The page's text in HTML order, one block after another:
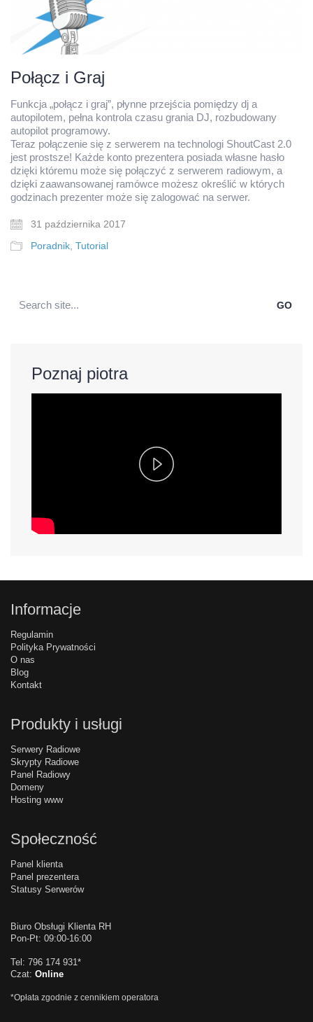
Połącz i Graj
Funkcja „połącz i graj”, płynne przejścia pomiędzy dj a
autopilotem, pełna kontrola czasu grania DJ, rozbudowany
autopilot programowy.
Teraz połączenie się z serwerem na technologi ShoutCast 2.0
jest prostsze! Każde konto prezentera posiada własne hasło
dzięki któremu może się połączyć z serwerem radiowym, a
dzięki zaawansowanej ramówce możesz określić w których
godzinach prezenter może się zalogować na serwer.
31 października 2017
Poradnik, Tutorial
for:
Poznaj piotra
Informacje
Regulamin
Polityka Prywatności
O nas
Blog
Kontakt
Produkty i usługi
Serwery Radiowe
Skrypty Radiowe
Panel Radiowy
Domeny
Hosting www
Społeczność
Panel klienta
Panel prezentera
Statusy Serwerów
Biuro Obsługi Klienta RH
Pon-Pt: 09:00-16:00
Tel: 796 174 931*
Czat: Online
*Opłata zgodnie z cennikiem operatora